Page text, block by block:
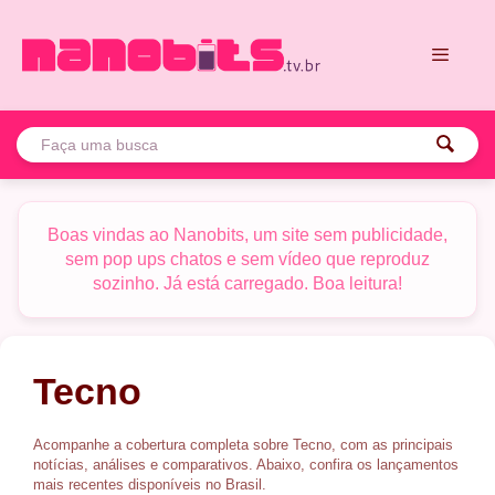
para
Boas vindas ao Nanobits, um site sem publicidade,
sem pop ups chatos e sem vídeo que reproduz
sozinho. Já está carregado. Boa leitura!
Tecno
Acompanhe a cobertura completa sobre Tecno, com as principais
notícias, análises e comparativos. Abaixo, confira os lançamentos
mais recentes disponíveis no Brasil.
Dimensões e peso:
Câmera:50 MP + 2 MP
Selfie: 13 MP
Ver mais →
Tela:AMOLED 6,78" FHD+, 120 Hz
Plataforma:Helio G100 Ultimate
Selfie:8 MP
Ver mais →